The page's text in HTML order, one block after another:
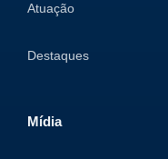
Atuação
Destaques
Mídia